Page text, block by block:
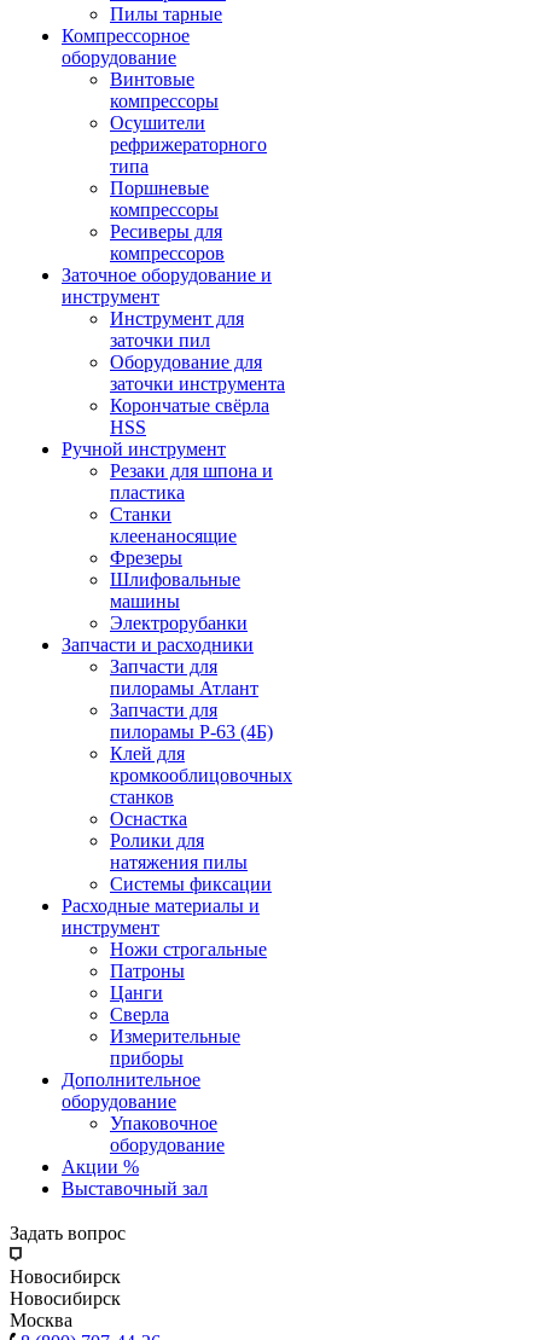
Пилы тарные
Компрессорное
оборудование
Винтовые
компрессоры
Осушители
рефрижераторного
типа
Поршневые
компрессоры
Ресиверы для
компрессоров
Заточное оборудование и
инструмент
Инструмент для
заточки пил
Оборудование для
заточки инструмента
Корончатые свёрла
HSS
Ручной инструмент
Резаки для шпона и
пластика
Станки
клеенаносящие
Фрезеры
Шлифовальные
машины
Электрорубанки
Запчасти и расходники
Запчасти для
пилорамы Атлант
Запчасти для
пилорамы Р-63 (4Б)
Клей для
кромкооблицовочных
станков
Оснастка
Ролики для
натяжения пилы
Системы фиксации
Расходные материалы и
инструмент
Ножи строгальные
Патроны
Цанги
Сверла
Измерительные
приборы
Дополнительное
оборудование
Упаковочное
оборудование
Акции %
Выставочный зал
Задать вопрос
Новосибирск
Новосибирск
Москва